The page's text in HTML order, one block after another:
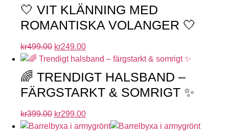
🤍 VIT KLÄNNING MED
ROMANTISKA VOLANGER 🤍
kr499.00 kr249.00
🌈 TRENDIGT HALSBAND –
FÄRGSTARKT & SOMRIGT ✨
kr399.00 kr299.00